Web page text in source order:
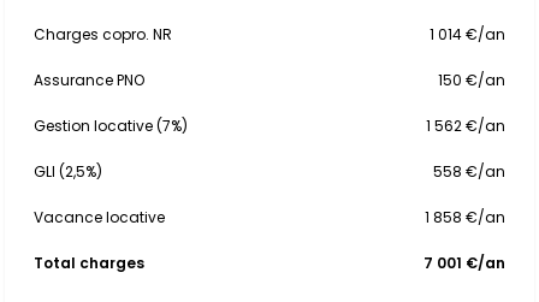
Charges copro. NR 1 014 €/an
Assurance PNO 150 €/an
Gestion locative (7%) 1 562 €/an
GLI (2,5%) 558 €/an
Vacance locative 1 858 €/an
Total charges 7 001 €/an